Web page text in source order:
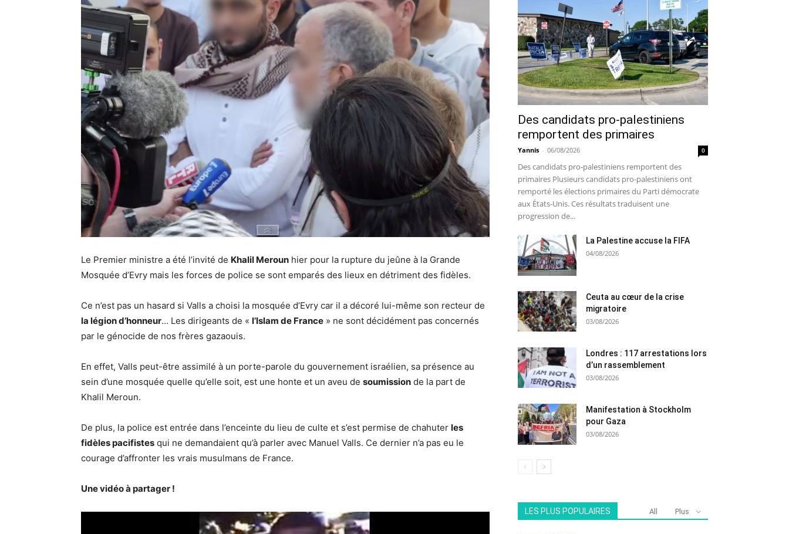
Le Premier ministre a été l’invité de Khalil Meroun hier pour la rupture du jeûne à la Grande
Mosquée d’Evry mais les forces de police se sont emparés des lieux en détriment des fidèles.
Ce n’est pas un hasard si Valls a choisi la mosquée d’Evry car il a décoré lui-même son recteur de
la légion d’honneur… Les dirigeants de « l’Islam de France » ne sont décidément pas concernés
par le génocide de nos frères gazaouis.
En effet, Valls peut-être assimilé à un porte-parole du gouvernement israélien, sa présence au
sein d’une mosquée quelle qu’elle soit, est une honte et un aveu de soumission de la part de
Khalil Meroun.
De plus, la police est entrée dans l’enceinte du lieu de culte et s’est permise de chahuter les
fidèles pacifistes qui ne demandaient qu’à parler avec Manuel Valls. Ce dernier n’a pas eu le
courage d’affronter les vrais musulmans de France.
Une vidéo à partager !
Des candidats pro-palestiniens
remportent des primaires
Yannis - 06/08/2026 0
Des candidats pro-palestiniens remportent des
primaires Plusieurs candidats pro-palestiniens ont
remporté les élections primaires du Parti démocrate
aux États-Unis. Ces résultats traduisent une
progression de...
La Palestine accuse la FIFA
04/08/2026
Ceuta au cœur de la crise
migratoire
03/08/2026
Londres : 117 arrestations lors
d’un rassemblement
03/08/2026
Manifestation à Stockholm
pour Gaza
03/08/2026
LES PLUS POPULAIRES All Plus